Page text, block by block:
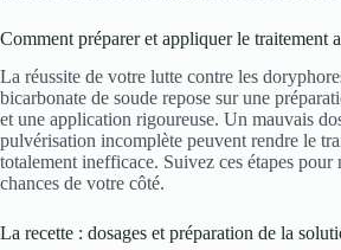
Comment préparer et appliquer le traitement
La réussite de votre lutte contre les
bicarbonate de soude repose sur une
et une application rigoureuse. Un mauvais
pulvérisation incomplète peuvent rendre le
totalement inefficace. Suivez ces étapes pour
chances de votre côté.
La recette : dosages et préparation de la